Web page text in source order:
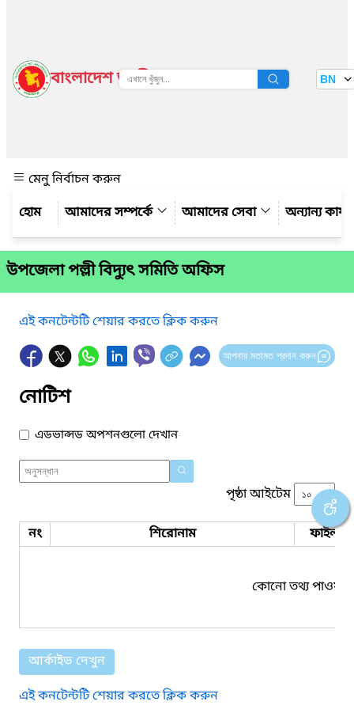
বাংলাদেশ জাতীয় তথ্য বাতায়ন BN
মেনু নির্বাচন করুন
আমাদের সম্পর্কে
আমাদের সেবা অন্যান্য
উপজেলা পল্লী বিদ্যুৎ সমিতি অফিস
এই কনটেন্টটি শেয়ার করতে ক্লিক করুন
আপনার মতামত প্রদান করুন
নোটিশ
এডভান্সড অপশনগুলো দেখান
পৃষ্ঠা আইটেম
নং শিরোনাম ফাইল
কোনো তথ্য পাওয়া
আর্কাইভ দেখুন
এই কনটেন্টটি শেয়ার করতে ক্লিক করুন